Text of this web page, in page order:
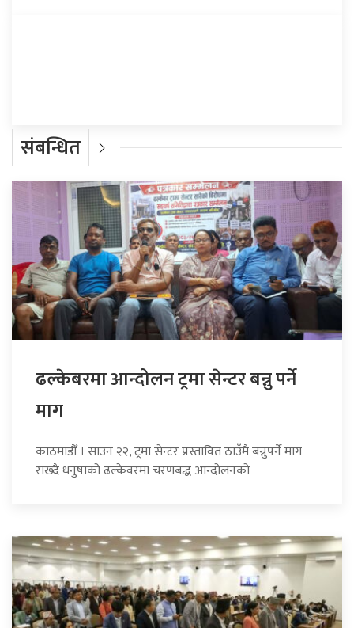
संबन्धित
ढल्केबरमा आन्दोलन ट्रमा सेन्टर बन्नु पर्ने
माग
काठमाडौँ । साउन २२, ट्रमा सेन्टर प्रस्तावित ठाउँमै बन्नुपर्ने माग
राख्दै धनुषाको ढल्केवरमा चरणबद्ध आन्दोलनको